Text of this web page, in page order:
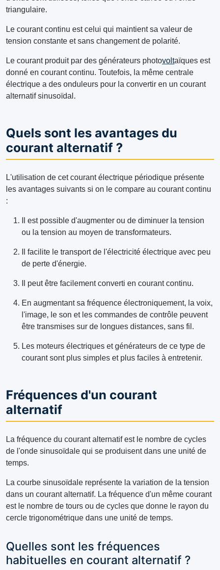
triangulaire.
Le courant continu est celui qui maintient sa valeur de
tension constante et sans changement de polarité.
Le courant produit par des générateurs photovoltaïques est
donné en courant continu. Toutefois, la même centrale
électrique a des onduleurs pour la convertir en un courant
alternatif sinusoïdal.
Quels sont les avantages du
courant alternatif ?
L'utilisation de cet courant électrique périodique présente
les avantages suivants si on le compare au courant continu
:
Il est possible d'augmenter ou de diminuer la tension
ou la tension au moyen de transformateurs.
Il facilite le transport de l'électricité électrique avec peu
de perte d'énergie.
Il peut être facilement converti en courant continu.
En augmentant sa fréquence électroniquement, la voix,
l'image, le son et les commandes de contrôle peuvent
être transmises sur de longues distances, sans fil.
Les moteurs électriques et générateurs de ce type de
courant sont plus simples et plus faciles à entretenir.
Fréquences d'un courant
alternatif
La fréquence du courant alternatif est le nombre de cycles
de l'onde sinusoïdale qui se produisent dans une unité de
temps.
La courbe sinusoïdale représente la variation de la tension
dans un courant alternatif. La fréquence d'un même courant
est le nombre de tours ou de cycles que donne le rayon du
cercle trigonométrique dans une unité de temps.
Quelles sont les fréquences
habituelles en courant alternatif ?